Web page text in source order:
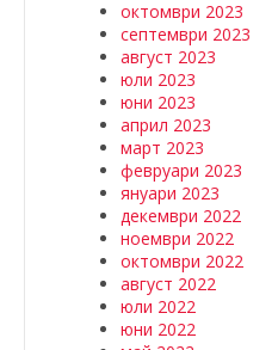
октомври 2023
септември 2023
август 2023
юли 2023
юни 2023
април 2023
март 2023
февруари 2023
януари 2023
декември 2022
ноември 2022
октомври 2022
август 2022
юли 2022
юни 2022